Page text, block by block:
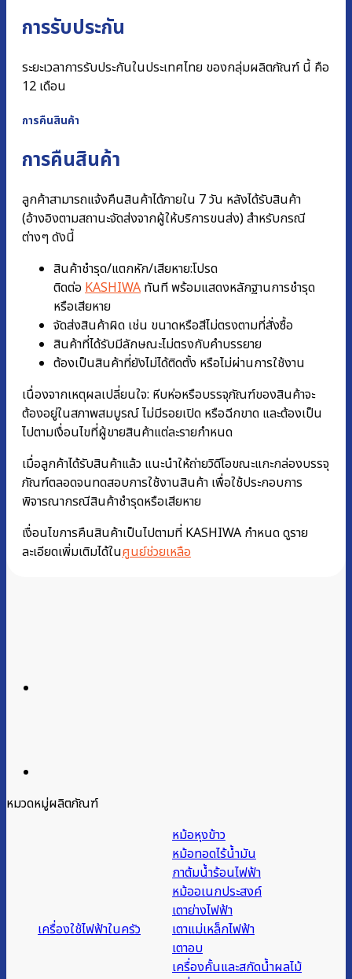
การรับประกัน
ระยะเวลาการรับประกันในประเทศไทย ของกลุ่มผลิตภัณฑ์ นี้ คือ
12 เดือน
การคืนสินค้า
การคืนสินค้า
ลูกค้าสามารถแจ้งคืนสินค้าได้ภายใน 7 วัน หลังได้รับสินค้า
(อ้างอิงตามสถานะจัดส่งจากผู้ให้บริการขนส่ง) สำหรับกรณี
ต่างๆ ดังนี้
สินค้าชำรุด/แตกหัก/เสียหาย:โปรด
ติดต่อ KASHIWA ทันที พร้อมแสดงหลักฐานการชํารุด
หรือเสียหาย
จัดส่งสินค้าผิด เช่น ขนาดหรือสีไม่ตรงตามที่สั่งซื้อ
สินค้าที่ได้รับมีลักษณะไม่ตรงกับคำบรรยาย
ต้องเป็นสินค้าที่ยังไม่ได้ติดตั้ง หรือไม่ผ่านการใช้งาน
เนื่องจากเหตุผลเปลี่ยนใจ: หีบห่อหรือบรรจุภัณฑ์ของสินค้าจะ
ต้องอยู่ในสภาพสมบูรณ์ ไม่มีรอยเปิด หรือฉีกขาด และต้องเป็น
ไปตามเงื่อนไขที่ผู้ขายสินค้าแต่ละรายกำหนด
เมื่อลูกค้าได้รับสินค้าแล้ว แนะนำให้ถ่ายวิดีโอขณะแกะกล่องบรรจุ
ภัณฑ์ตลอดจนทดสอบการใช้งานสินค้า เพื่อใช้ประกอบการ
พิจารณากรณีสินค้าชำรุดหรือเสียหาย
เงื่อนไขการคืนสินค้าเป็นไปตามที่ KASHIWA กำหนด ดูราย
ละเอียดเพิ่มเติมได้ในศูนย์ช่วยเหลือ
หมวดหมู่ผลิตภัณฑ์
เครื่องใช้ไฟฟ้าในครัว
หม้อหุงข้าว
หม้อทอดไร้น้ำมัน
กาต้มน้ำร้อนไฟฟ้า
หม้ออเนกประสงค์
เตาย่างไฟฟ้า
เตาแม่เหล็กไฟฟ้า
เตาอบ
เครื่องคั้นและสกัดน้ำผลไม้